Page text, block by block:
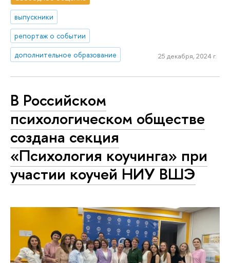
выпускники
репортаж о событии
дополнительное образование
25 декабря, 2024 г.
В Российском
психологическом обществе
создана секция
«Психология коучинга» при
участии коучей НИУ ВШЭ